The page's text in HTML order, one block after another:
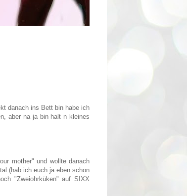
danach ins Bett bin habe ich
aber na ja bin halt n kleines
mother" und wollte danach
(hab ich euch ja eben schon
"Zweiohrküken" auf SIXX